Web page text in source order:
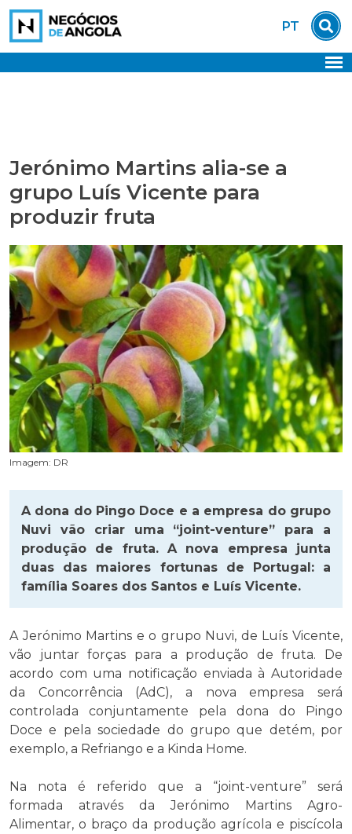
Skip
content
PT
Jerónimo Martins alia-se a
grupo Luís Vicente para
produzir fruta
Imagem: DR
A dona do Pingo Doce e a empresa do grupo
Nuvi vão criar uma “joint-venture” para a
produção de fruta. A nova empresa junta
duas das maiores fortunas de Portugal: a
família Soares dos Santos e Luís Vicente.
A Jerónimo Martins e o grupo Nuvi, de Luís Vicente,
vão juntar forças para a produção de fruta. De
acordo com uma notificação enviada à Autoridade
da Concorrência (AdC), a nova empresa será
controlada conjuntamente pela dona do Pingo
Doce e pela sociedade do grupo que detém, por
exemplo, a Refriango e a Kinda Home.
Na nota é referido que a “joint-venture” será
formada através da Jerónimo Martins Agro-
Alimentar, o braço da produção agrícola e piscícola